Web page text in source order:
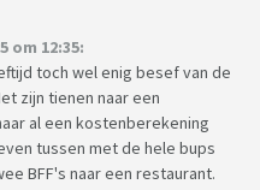
om 12:35:
toch wel enig besef van de
zijn tienen naar een
al een kostenberekening
tussen met de hele bups
BFF's naar een restaurant.